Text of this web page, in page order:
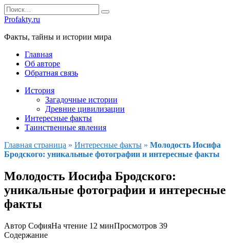
Перейти
к
содержанию
Search
for:
Profakty.ru
Факты, тайны и истории мира
Главная
Об авторе
Обратная связь
История
Загадочные истории
Древние цивилизации
Интересные факты
Таинственные явления
Главная страница » Интересные факты » Молодость Иосифа
Бродского: уникальные фотографии и интересные факты
Молодость Иосифа Бродского:
уникальные фотографии и интересные
факты
Автор СофияНа чтение 12 минПросмотров 39
Содержание